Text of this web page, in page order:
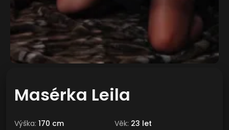
Masérka Leila
Výška: 170 cm Věk: 23 let